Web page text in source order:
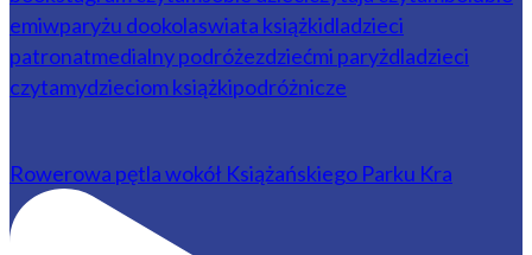
Rowerowa pętla wokół Książańskiego Parku Kra